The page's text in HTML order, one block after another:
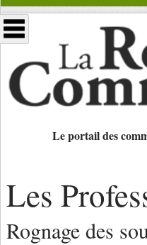
Le portail des
Les
Rognage des